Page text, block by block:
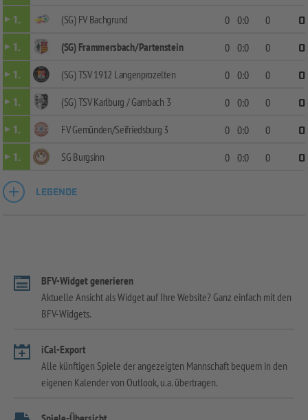
1.
(SG) FV Bachgrund 0 0:0 0
0
1.
(SG) Frammersbach/Partenstein 0 0:0 0
0
1.
(SG) TSV 1912 Langenprozelten 0 0:0 0
0
1.
(SG) TSV Karlburg / Gambach 3 0 0:0 0
0
1.
FV Gemünden/Seifriedsburg 3 0 0:0 0
0
1.
SG Burgsinn 0 0:0 0 0
LEGENDE
BFV-Widget generieren
Aktuelle Ansicht als Widget auf Ihre Website? Ganz einfach mit den
BFV-Widgets.
iCal-Export
Alle künftigen Spiele der angezeigten Mannschaft bequem in den
eigenen Kalender von Outlook, u.a. übertragen.